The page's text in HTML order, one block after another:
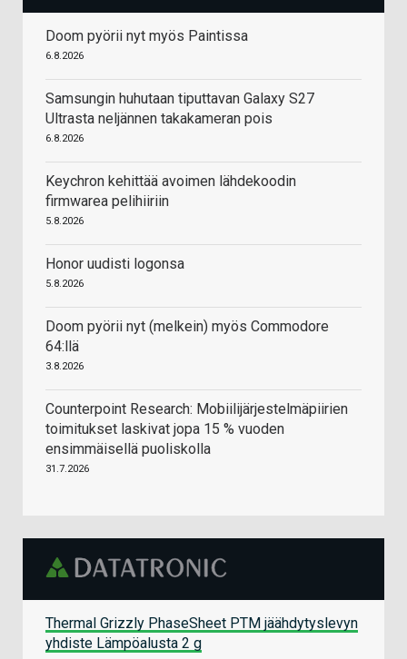
Doom pyörii nyt myös Paintissa
6.8.2026
Samsungin huhutaan tiputtavan Galaxy S27
Ultrasta neljännen takakameran pois
6.8.2026
Keychron kehittää avoimen lähdekoodin
firmwarea pelihiiriin
5.8.2026
Honor uudisti logonsa
5.8.2026
Doom pyörii nyt (melkein) myös Commodore
64:llä
3.8.2026
Counterpoint Research: Mobiilijärjestelmäpiirien
toimitukset laskivat jopa 15 % vuoden
ensimmäisellä puoliskolla
31.7.2026
Thermal Grizzly PhaseSheet PTM jäähdytyslevyn
yhdiste Lämpöalusta 2 g